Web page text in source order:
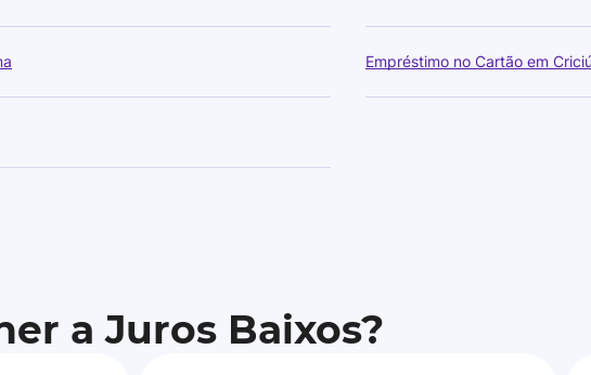
Empréstimo no Cartão em
a Juros Baixos?